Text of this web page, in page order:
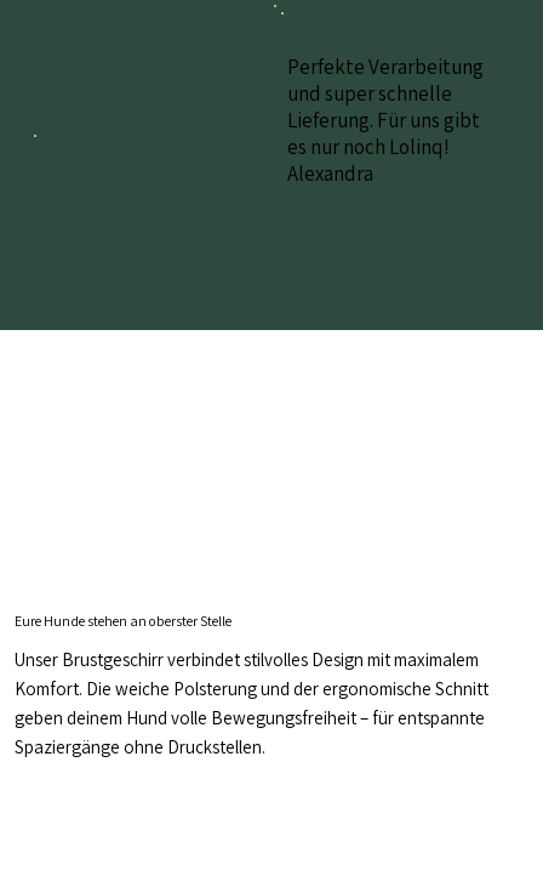
Perfekte Verarbeitung
und super schnelle
Lieferung. Für uns gibt
es nur noch Lolinq!
Alexandra
Eure Hunde stehen an oberster Stelle
Unser Brustgeschirr verbindet stilvolles Design mit maximalem
Komfort. Die weiche Polsterung und der ergonomische Schnitt
geben deinem Hund volle Bewegungsfreiheit – für entspannte
Spaziergänge ohne Druckstellen.